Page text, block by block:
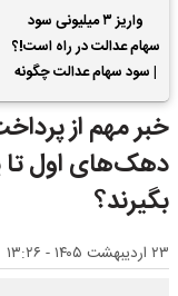
واریز ۳ میلیونی سود
سهام عدالت در راه است!؟
| سود سهام عدالت چگونه
محاسبه می شود؟
دهک‌های اول تا
بگیرند؟
۲۳ اردیبهشت ۱۴۰۵ - ۱۳:۲۶